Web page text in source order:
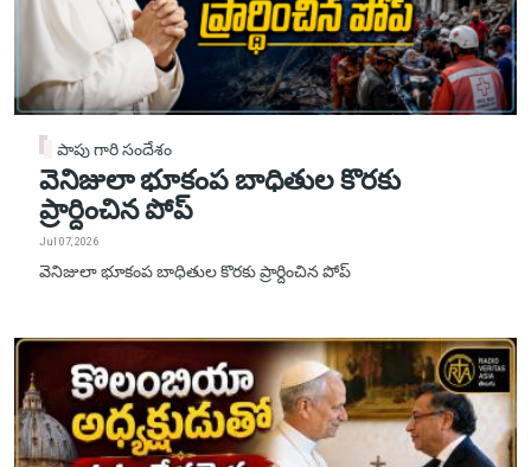
పాపు గారి సందేశం
వెనిజులా భూకంప బాధితుల కొరకు
ప్రార్దించిన పోప్
Jul 07, 2026
వెనిజులా భూకంప బాధితుల కొరకు ప్రార్దించిన పోప్